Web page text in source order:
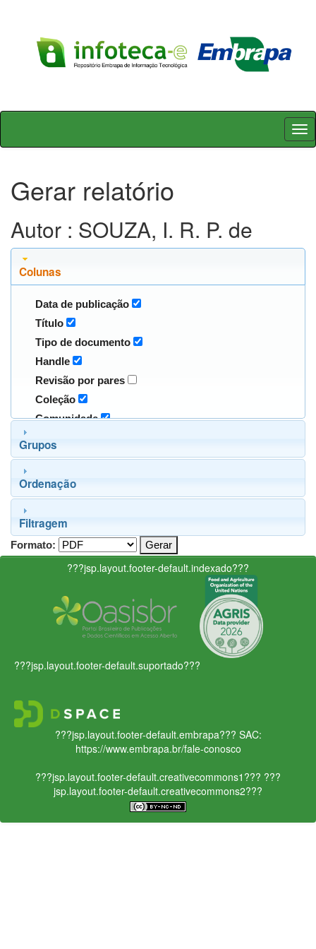
Skip
Gerar relatório
Autor : SOUZA, I. R. P. de
Colunas
Data de publicação
Título
Tipo de documento
Handle
Revisão por pares
Coleção
Comunidade
Grupos
Ordenação
Filtragem
Formato:
???jsp.layout.footer-default.indexado???
???jsp.layout.footer-default.suportado???
???jsp.layout.footer-default.embrapa??? SAC:
https://www.embrapa.br/fale-conosco
???jsp.layout.footer-default.creativecommons1??? ???
jsp.layout.footer-default.creativecommons2???